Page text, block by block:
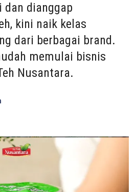
dan dianggap
kini naik kelas
dari berbagai brand.
memulai bisnis
Nusantara.